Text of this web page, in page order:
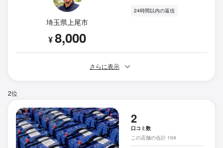
埼玉県上尾市
¥8,000
24時間以内の返信
さらに表示
2位
2
口コミ数
この店舗の合計 104